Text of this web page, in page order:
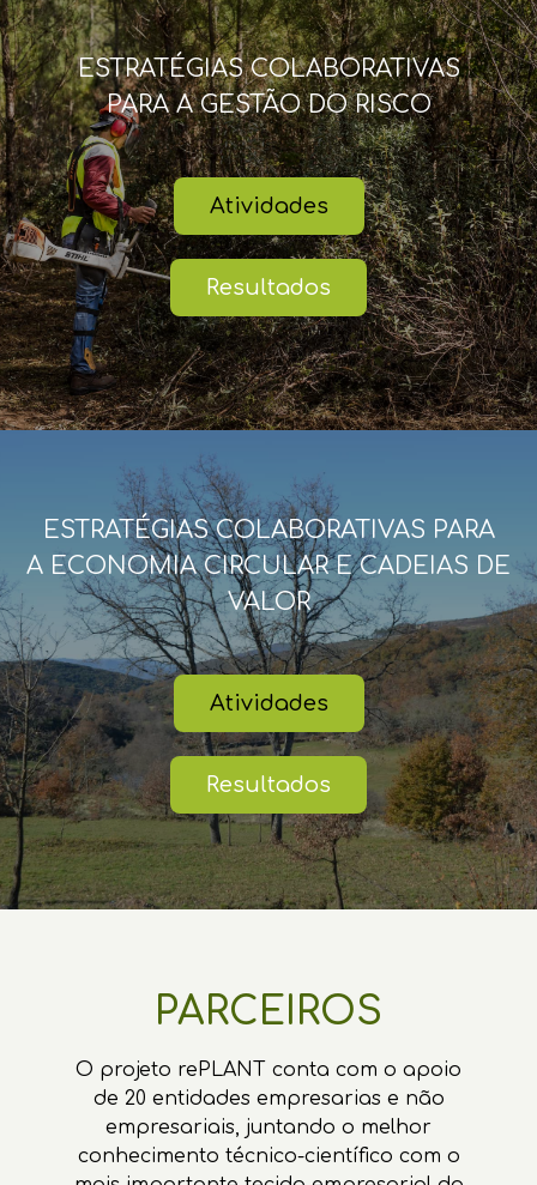
ESTRATÉGIAS COLABORATIVAS
PARA A GESTÃO DO RISCO
Atividades
Resultados
ESTRATÉGIAS COLABORATIVAS PARA
A ECONOMIA CIRCULAR E CADEIAS DE
VALOR
Atividades
Resultados
PARCEIROS
O projeto rePLANT conta com o apoio
de 20 entidades empresarias e não
empresariais, juntando o melhor
conhecimento técnico-científico com o